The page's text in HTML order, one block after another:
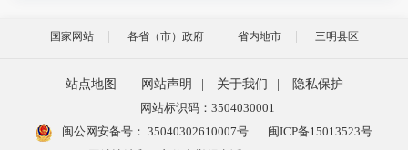
国家网站 各省（市）政府 省内地市 三明县区
站点地图 网站声明 关于我们
隐私保护
网站标识码：3504030001
闽公网安备号： 35040302610007号
闽ICP备15013523号